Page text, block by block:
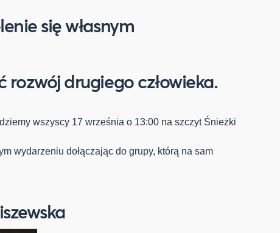
się własnym
rozwój drugiego człowieka.
wszyscy 17 września o 13:00 na szczyt Śnieżki
wydarzeniu dołączając do grupy, którą na sam